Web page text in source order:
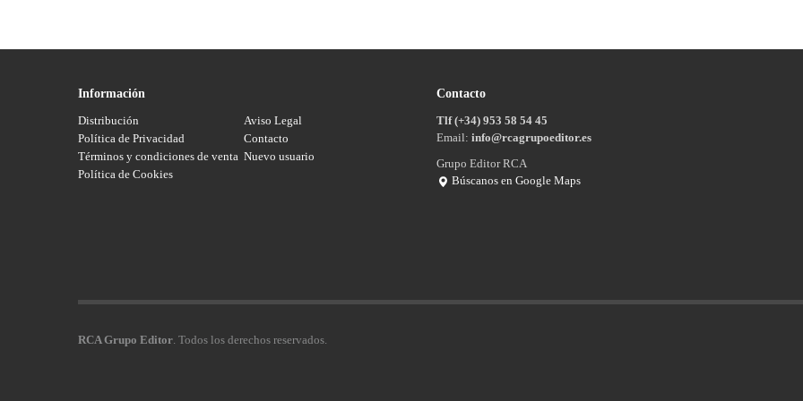
Información
Distribución
Aviso Legal
Política de Privacidad
Contacto
Términos y condiciones de venta Nuevo usuario
Política de Cookies
Contacto
Tlf (+34) 953 58 54 45
Email: info@rcagrupoeditor.es
Grupo Editor RCA
Búscanos en Google Maps
RCA Grupo Editor . Todos los derechos reservados.